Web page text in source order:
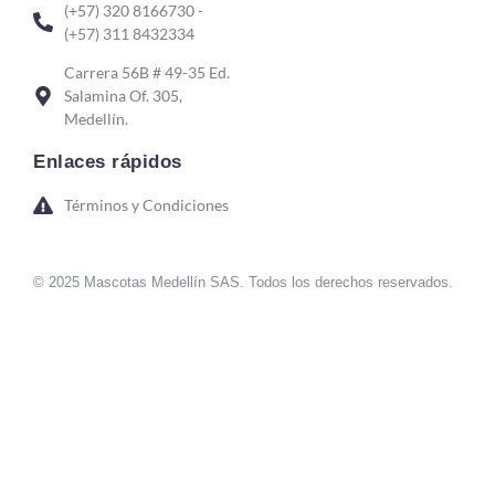
(+57) 320 8166730 -
(+57) 311 8432334
Carrera 56B # 49-35 Ed.
Salamina Of. 305,
Medellín.
Enlaces rápidos
Términos y Condiciones
© 2025 Mascotas Medellín SAS. Todos los derechos reservados.